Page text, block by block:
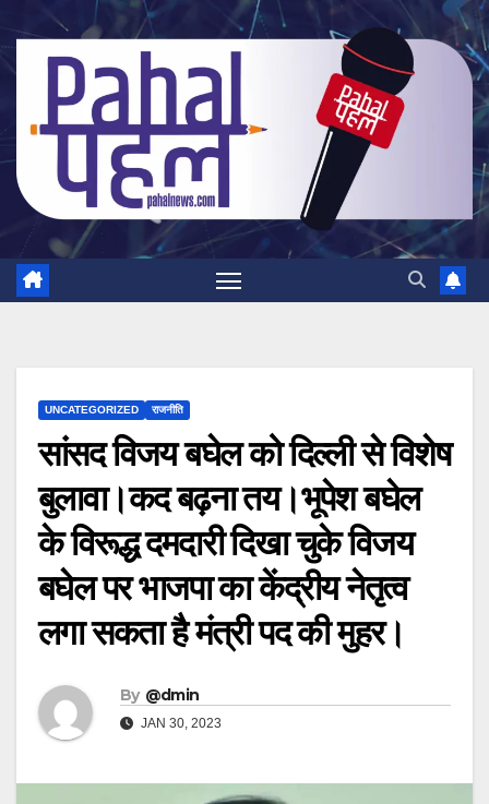
to
UNCATEGORIZED राजनीति
सांसद विजय बघेल को दिल्ली से विशेष
बुलावा।कद बढ़ना तय।भूपेश बघेल
के विरूद्ध दमदारी दिखा चुके विजय
बघेल पर भाजपा का केंद्रीय नेतृत्व
लगा सकता है मंत्री पद की मुहर।
By @dmin
JAN 30, 2023